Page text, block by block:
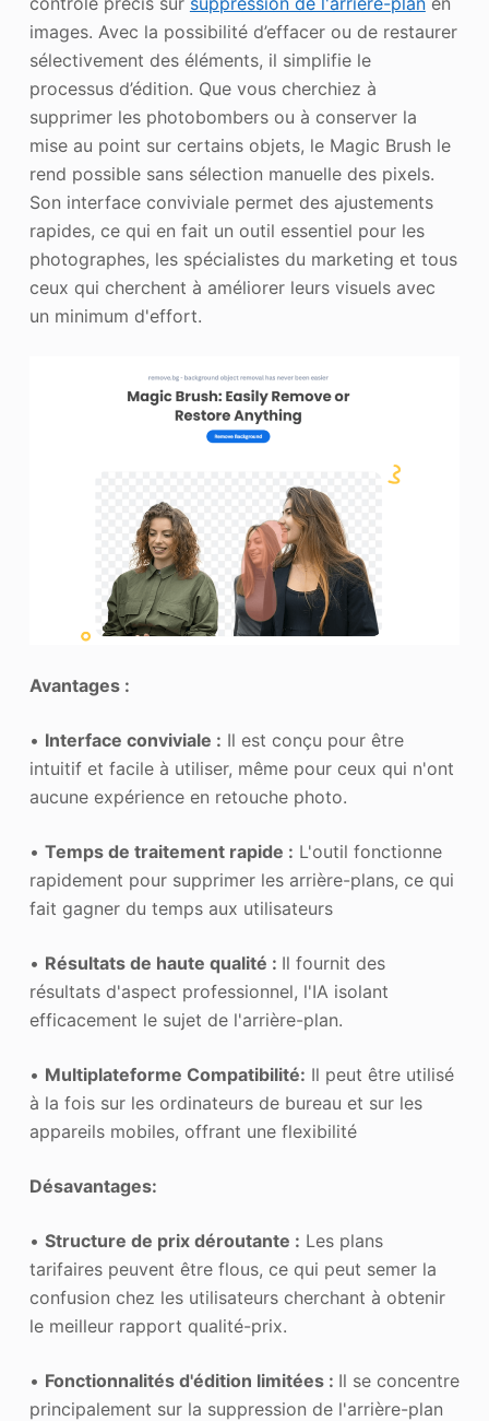
images. Avec la possibilité d’effacer ou de restaurer
sélectivement des éléments, il simplifie le
processus d’édition. Que vous cherchiez à
supprimer les photobombers ou à conserver la
mise au point sur certains objets, le Magic Brush le
rend possible sans sélection manuelle des pixels.
Son interface conviviale permet des ajustements
rapides, ce qui en fait un outil essentiel pour les
photographes, les spécialistes du marketing et tous
ceux qui cherchent à améliorer leurs visuels avec
un minimum d'effort.
Avantages :
• Interface conviviale : Il est conçu pour être
intuitif et facile à utiliser, même pour ceux qui n'ont
aucune expérience en retouche photo.
• Temps de traitement rapide : L'outil fonctionne
rapidement pour supprimer les arrière-plans, ce qui
fait gagner du temps aux utilisateurs
• Résultats de haute qualité : Il fournit des
résultats d'aspect professionnel, l'IA isolant
efficacement le sujet de l'arrière-plan.
• Multiplateforme Compatibilité: Il peut être utilisé
à la fois sur les ordinateurs de bureau et sur les
appareils mobiles, offrant une flexibilité
Désavantages:
• Structure de prix déroutante : Les plans
tarifaires peuvent être flous, ce qui peut semer la
confusion chez les utilisateurs cherchant à obtenir
le meilleur rapport qualité-prix.
• Fonctionnalités d'édition limitées : Il se concentre
principalement sur la suppression de l'arrière-plan